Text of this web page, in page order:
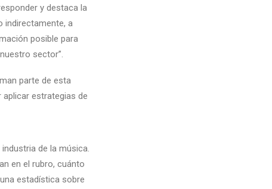
y destaca la
indirectamente, a
posible para
sector”.
parte de esta
estrategias de
de la música.
en el rubro, cuánto
estadística sobre